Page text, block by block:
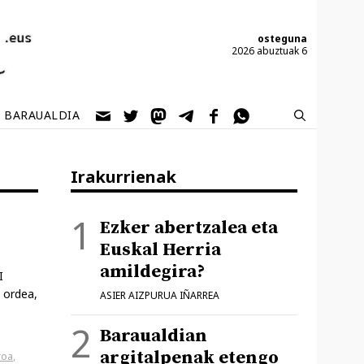
osteguna
2026 abuztuak 6
BARAUALDIA
,
Irakurrienak
Ezker abertzalea eta
Euskal Herria
amildegira?
ASIER AIZPURUA IÑARREA
Baraualdian
argitalpenak etengo